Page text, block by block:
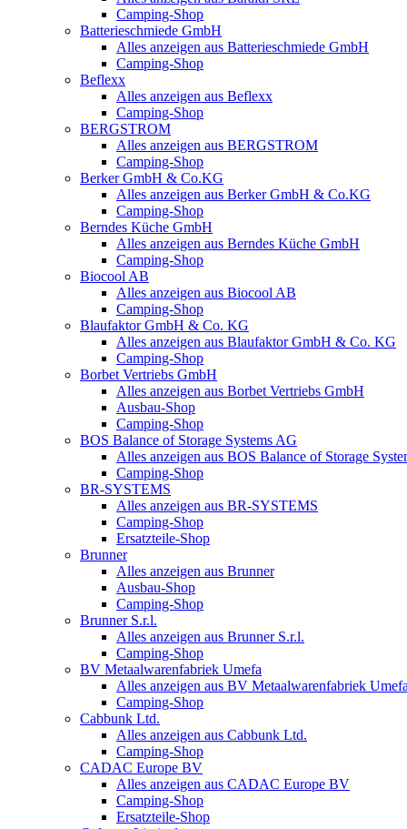
Camping-Shop
Batterieschmiede GmbH
Alles anzeigen aus Batterieschmiede GmbH
Camping-Shop
Beflexx
Alles anzeigen aus Beflexx
Camping-Shop
BERGSTROM
Alles anzeigen aus BERGSTROM
Camping-Shop
Berker GmbH & Co.KG
Alles anzeigen aus Berker GmbH & Co.KG
Camping-Shop
Berndes Küche GmbH
Alles anzeigen aus Berndes Küche GmbH
Camping-Shop
Biocool AB
Alles anzeigen aus Biocool AB
Camping-Shop
Blaufaktor GmbH & Co. KG
Alles anzeigen aus Blaufaktor GmbH & Co. KG
Camping-Shop
Borbet Vertriebs GmbH
Alles anzeigen aus Borbet Vertriebs GmbH
Ausbau-Shop
Camping-Shop
BOS Balance of Storage Systems AG
Alles anzeigen aus BOS Balance of Storage
Camping-Shop
BR-SYSTEMS
Alles anzeigen aus BR-SYSTEMS
Camping-Shop
Ersatzteile-Shop
Brunner
Alles anzeigen aus Brunner
Ausbau-Shop
Camping-Shop
Brunner S.r.l.
Alles anzeigen aus Brunner S.r.l.
Camping-Shop
BV Metaalwarenfabriek Umefa
Alles anzeigen aus BV Metaalwarenfabriek Umefa
Camping-Shop
Cabbunk Ltd.
Alles anzeigen aus Cabbunk Ltd.
Camping-Shop
CADAC Europe BV
Alles anzeigen aus CADAC Europe BV
Camping-Shop
Ersatzteile-Shop